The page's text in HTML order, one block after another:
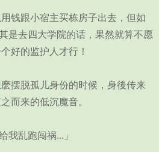
跟小宿主买栋房子出去，但如
是去四大学院的话，果然就算不愿
好的监护人才行！
脱孤儿身份的时候，身後传来
而来的低沉魔音。
乱跑闯祸...」